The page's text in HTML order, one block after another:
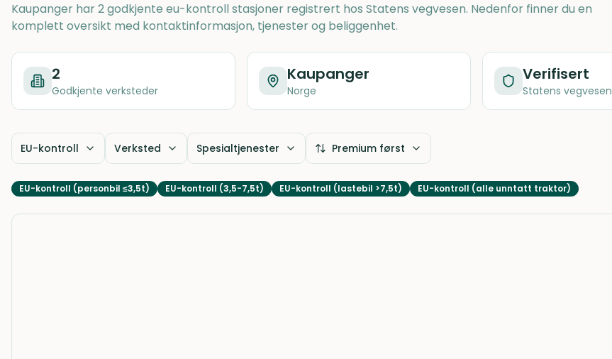
Kaupanger har 2 godkjente eu-kontroll stasjoner registrert hos Statens vegvesen. Nedenfor finner du en
komplett oversikt med kontaktinformasjon, tjenester og beliggenhet.
2
Godkjente verksteder
Kaupanger
Norge
Verifisert
Statens vegvesen
EU-kontroll Verksted Spesialtjenester Premium først
EU-kontroll (personbil ≤3,5t) EU-kontroll (3,5-7,5t) EU-kontroll (lastebil >7,5t) EU-kontroll (alle unntatt traktor)